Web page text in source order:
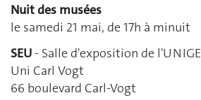
Nuit des musées
le samedi 21 mai, de 17h à minuit
SEU- Salle d'exposition de l'UNIGE
Uni Carl Vogt
66 boulevard Carl-Vogt